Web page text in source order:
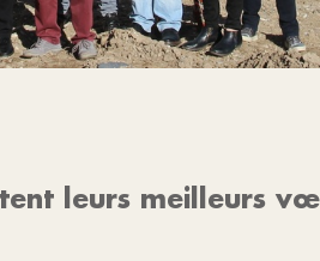
leurs meilleurs